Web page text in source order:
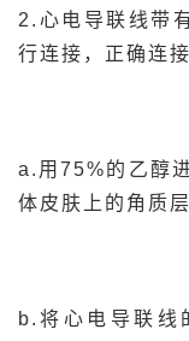
2.心电导联线带
行连接，正确连
a.用75%的乙醇
体皮肤上的角质
b.将心电导联线